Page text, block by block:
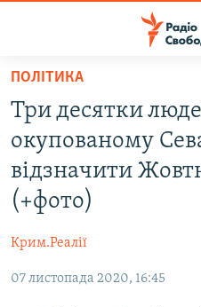
Перейти
основного
матеріалу
Перейти
до
основної
Перейти
до
ВСЕ ЗА ДОБУ
СТАТТІ
ПОЛІТИКА
КУЛЬТУРА
ВІЙНА
ДОНБАС.РЕАЛІЇ
КРИМ.РЕАЛІЇ
ПОЛІТИКА
Три десятки
окупованому
відзначити
(+фото)
Крим.Реалії
07 листопада 2020, 16:45